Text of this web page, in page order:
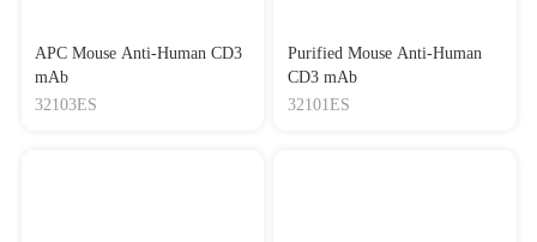
APC Mouse Anti-Human CD3
mAb
32103ES
Purified Mouse Anti-Human
CD3 mAb
32101ES